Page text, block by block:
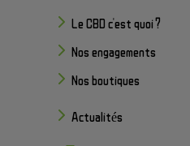
Le CBD c'est quoi ?
Nos engagements
Nos boutiques
Actualités